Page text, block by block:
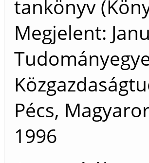
tankönyv
Megjelent:
Pécs,
1996